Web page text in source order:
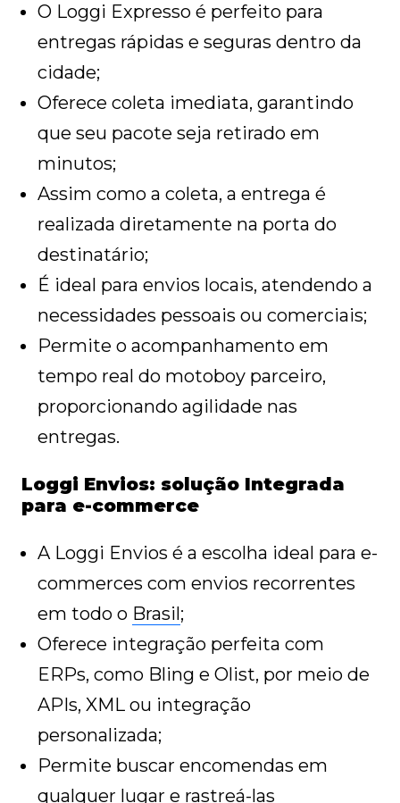
O Loggi Expresso é perfeito para
entregas rápidas e seguras dentro da
cidade;
Oferece coleta imediata, garantindo
que seu pacote seja retirado em
minutos;
Assim como a coleta, a entrega é
realizada diretamente na porta do
destinatário;
É ideal para envios locais, atendendo a
necessidades pessoais ou comerciais;
Permite o acompanhamento em
tempo real do motoboy parceiro,
proporcionando agilidade nas
entregas.
Loggi Envios: solução Integrada
para e-commerce
A Loggi Envios é a escolha ideal para e-
commerces com envios recorrentes
em todo o Brasil;
Oferece integração perfeita com
ERPs, como Bling e Olist, por meio de
APIs, XML ou integração
personalizada;
Permite buscar encomendas em
qualquer lugar e rastreá-las